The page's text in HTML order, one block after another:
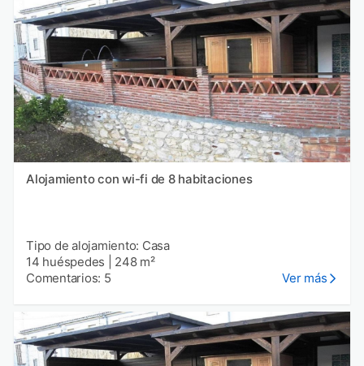
Alojamiento con wi-fi de 8 habitaciones
Tipo de alojamiento: Casa
14 huéspedes
248 m²
Comentarios: 5
Ver más